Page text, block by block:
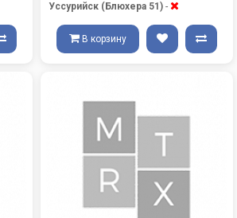
Уссурийск (Блюхера 51) -
В корзину